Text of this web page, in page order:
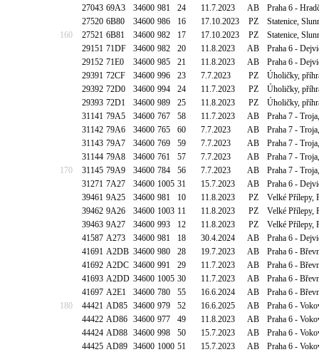
27043 69A3 34600 981 24 11.7.2023 AB
Praha 6 -
27520 6B80 34600 986 16 17.10.2023 PZ
Statenice,
160
27521 6B81 34600 982 17 17.10.2023 PZ
Statenice,
29151 71DF 34600 982 20 11.8.2023 AB
Praha 6 -
29152 71E0 34600 985 21 11.8.2023 AB
Praha 6 -
29391 72CF 34600 996 23 7.7.2023 PZ
Úholičky,
29392 72D0 34600 994 24 11.7.2023 PZ
Úholičky,
29393 72D1 34600 989 25 11.8.2023 PZ
Úholičky,
31141 79A5 34600 767 58 11.7.2023 AB
Praha 7 -
31142 79A6 34600 765 60 7.7.2023 AB
Praha 7 -
31143 79A7 34600 769 59 7.7.2023 AB
Praha 7 -
31144 79A8 34600 761 57 7.7.2023 AB
Praha 7 -
170
31145 79A9 34600 784 56 7.7.2023 AB
Praha 7 -
31271 7A27 34600 1005 31 15.7.2023 AB
Praha 6 -
39461 9A25 34600 981 10 11.8.2023 PZ
Velké Přílepy,
39462 9A26 34600 1003 11 11.8.2023 PZ
Velké Přílepy,
39463 9A27 34600 993 12 11.8.2023 PZ
Velké Přílepy,
41587 A273 34600 981 18 30.4.2024 AB
Praha 6 -
41691 A2DB 34600 980 28 19.7.2023 AB
Praha 6 -
41692 A2DC 34600 991 29 11.7.2023 AB
Praha 6 -
41693 A2DD 34600 1005 30 11.7.2023 AB
Praha 6 -
41697 A2E1 34600 780 55 16.6.2024 AB
Praha 6 -
180
44421 AD85 34600 979 52 16.6.2025 AB
Praha 6 -
44422 AD86 34600 977 49 11.8.2023 AB
Praha 6 -
44424 AD88 34600 998 50 15.7.2023 AB
Praha 6 -
44425 AD89 34600 1000 51 15.7.2023 AB
Praha 6 -